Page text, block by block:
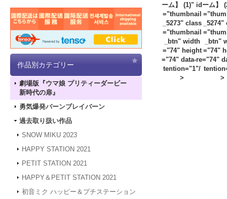
作品別カテゴリー
劇場版『ウマ娘 プリティーダービー
新時代の扉』
勇気爆発バーンブレイバーン
過去取り扱い作品
SNOW MIKU 2023
HAPPY STATION 2021
PETIT STATION 2021
HAPPY＆PETIT STATION 2021
初音ミク ハッピー＆プチステーション
ーム】 (1)" id
="thumbnail
_5273" class
="thumbnail
_btn" width
="74" height
="74" data-re
tention="1"/
>
ーム】
_btn"
="74"
="74"
>